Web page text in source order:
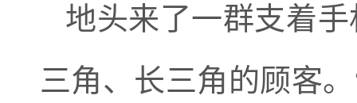
地头来了一群支着
三角、长三角的顾客